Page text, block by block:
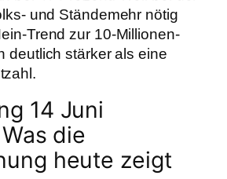
und Ständemehr nötig
Trend zur 10-Millionen-
deutlich stärker als eine
14 Juni
die
heute zeigt